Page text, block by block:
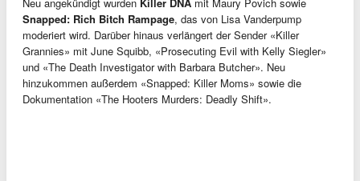
Snapped: Rich Bitch Rampage, das von Lisa Vanderpump
moderiert wird. Darüber hinaus verlängert der Sender «Killer
Grannies» mit June Squibb, «Prosecuting Evil with Kelly Siegler»
und «The Death Investigator with Barbara Butcher». Neu
hinzukommen außerdem «Snapped: Killer Moms» sowie die
Dokumentation «The Hooters Murders: Deadly Shift».